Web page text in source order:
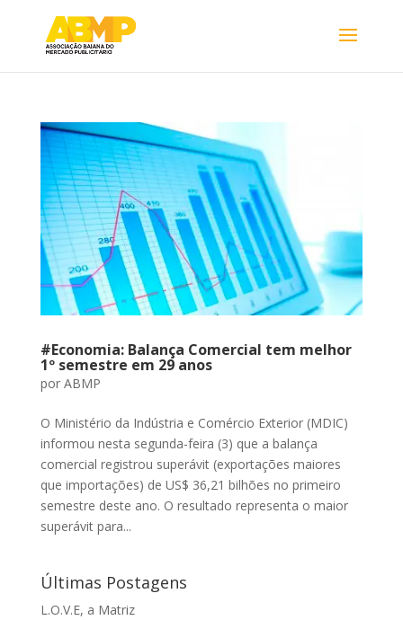
#Economia: Balança Comercial tem melhor
1º semestre em 29 anos
por ABMP
O Ministério da Indústria e Comércio Exterior (MDIC)
informou nesta segunda-feira (3) que a balança
comercial registrou superávit (exportações maiores
que importações) de US$ 36,21 bilhões no primeiro
semestre deste ano. O resultado representa o maior
superávit para...
Últimas Postagens
L.O.V.E, a Matriz